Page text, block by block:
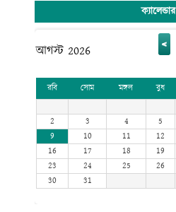
ক্যালেন্ডার
আগস্ট 2026 <
রবি সোম মঙ্গল বুধ
2
3 4 5
9
10 11 12
16
17 18 19
23
24 25 26
30
31